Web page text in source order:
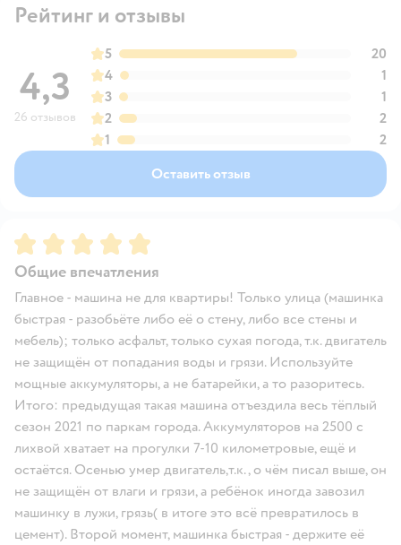
Рейтинг и отзывы
4,3
26 отзывов
5
20
4
1
3
1
2
2
1
2
Оставить отзыв
Рейтинг:5
Общие впечатления
Главное - машина не для квартиры! Только улица (машинка
быстрая - разобьёте либо её о стену, либо все стены и
мебель); только асфальт, только сухая погода, т.к. двигатель
не защищён от попадания воды и грязи. Используйте
мощные аккумуляторы, а не батарейки, а то разоритесь.
Итого: предыдущая такая машина отъездила весь тёплый
сезон 2021 по паркам города. Аккумуляторов на 2500 с
лихвой хватает на прогулки 7-10 километровые, ещё и
остаётся. Осенью умер двигатель,т.к., о чём писал выше, он
не защищён от влаги и грязи, а ребёнок иногда завозил
машинку в лужи, грязь( в итоге это всё превратилось в
цемент). Второй момент, машинка быстрая - держите её